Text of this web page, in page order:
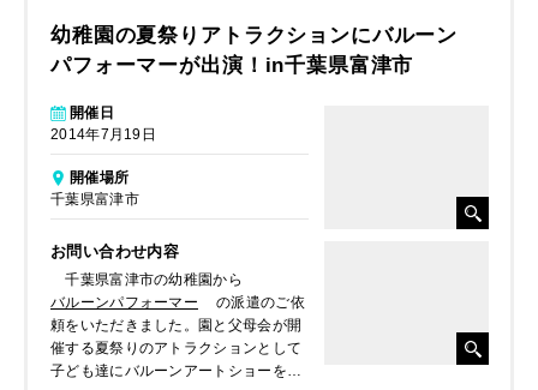
幼稚園の夏祭りアトラクションにバルーン
パフォーマーが出演！in千葉県富津市
開催日
2014年7月19日
開催場所
千葉県富津市
お問い合わせ内容
千葉県富津市の幼稚園から
バルーンパフォーマー
の派遣のご依
頼をいただきました。園と父母会が開
催する夏祭りのアトラクションとして
子ども達にバルーンアートショーを見